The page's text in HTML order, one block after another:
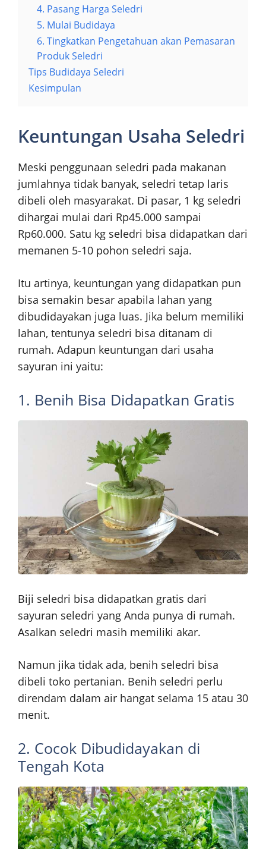
4. Pasang Harga Seledri
5. Mulai Budidaya
6. Tingkatkan Pengetahuan akan Pemasaran
Produk Seledri
Tips Budidaya Seledri
Kesimpulan
Keuntungan Usaha Seledri
Meski penggunaan seledri pada makanan
jumlahnya tidak banyak, seledri tetap laris
dibeli oleh masyarakat. Di pasar, 1 kg seledri
dihargai mulai dari Rp45.000 sampai
Rp60.000. Satu kg seledri bisa didapatkan dari
memanen 5-10 pohon seledri saja.
Itu artinya, keuntungan yang didapatkan pun
bisa semakin besar apabila lahan yang
dibudidayakan juga luas. Jika belum memiliki
lahan, tentunya seledri bisa ditanam di
rumah. Adapun keuntungan dari usaha
sayuran ini yaitu:
1. Benih Bisa Didapatkan Gratis
Biji seledri bisa didapatkan gratis dari
sayuran seledri yang Anda punya di rumah.
Asalkan seledri masih memiliki akar.
Namun jika tidak ada, benih seledri bisa
dibeli toko pertanian. Benih seledri perlu
direndam dalam air hangat selama 15 atau 30
menit.
2. Cocok Dibudidayakan di
Tengah Kota